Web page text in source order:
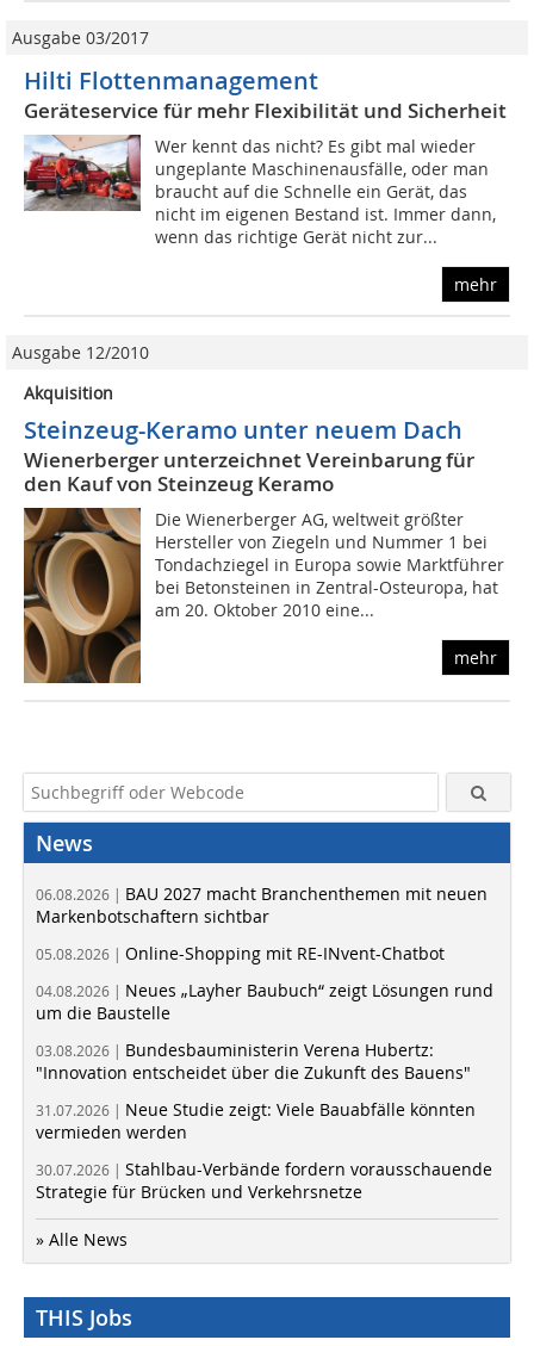
Ausgabe 03/2017
Hilti Flottenmanagement
Geräteservice für mehr Flexibilität und Sicherheit
Wer kennt das nicht? Es gibt mal wieder
ungeplante Maschinenausfälle, oder man
braucht auf die Schnelle ein Gerät, das
nicht im eigenen Bestand ist. Immer dann,
wenn das richtige Gerät nicht zur...
mehr
Ausgabe 12/2010
Akquisition
Steinzeug-Keramo unter neuem Dach
Wienerberger unterzeichnet Vereinbarung für
den Kauf von Steinzeug Keramo
Die Wienerberger AG, weltweit größter
Hersteller von Ziegeln und Nummer 1 bei
Tondachziegel in Europa sowie Marktführer
bei Betonsteinen in Zentral-Osteuropa, hat
am 20. Oktober 2010 eine...
mehr
News
06.08.2026 | BAU 2027 macht Branchenthemen mit neuen
Markenbotschaftern sichtbar
05.08.2026 | Online-Shopping mit RE-INvent-Chatbot
04.08.2026 | Neues „Layher Baubuch“ zeigt Lösungen rund
um die Baustelle
03.08.2026 | Bundesbauministerin Verena Hubertz:
"Innovation entscheidet über die Zukunft des Bauens"
31.07.2026 | Neue Studie zeigt: Viele Bauabfälle könnten
vermieden werden
30.07.2026 | Stahlbau-Verbände fordern vorausschauende
Strategie für Brücken und Verkehrsnetze
» Alle News
THIS Jobs